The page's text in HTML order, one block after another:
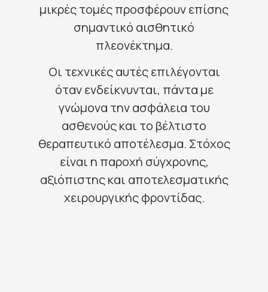
μικρές τομές προσφέρουν επίσης
σημαντικό αισθητικό
πλεονέκτημα.
Οι τεχνικές αυτές επιλέγονται
όταν ενδείκνυνται, πάντα με
γνώμονα την ασφάλεια του
ασθενούς και το βέλτιστο
θεραπευτικό αποτέλεσμα. Στόχος
είναι η παροχή σύγχρονης,
αξιόπιστης και αποτελεσματικής
χειρουργικής φροντίδας.